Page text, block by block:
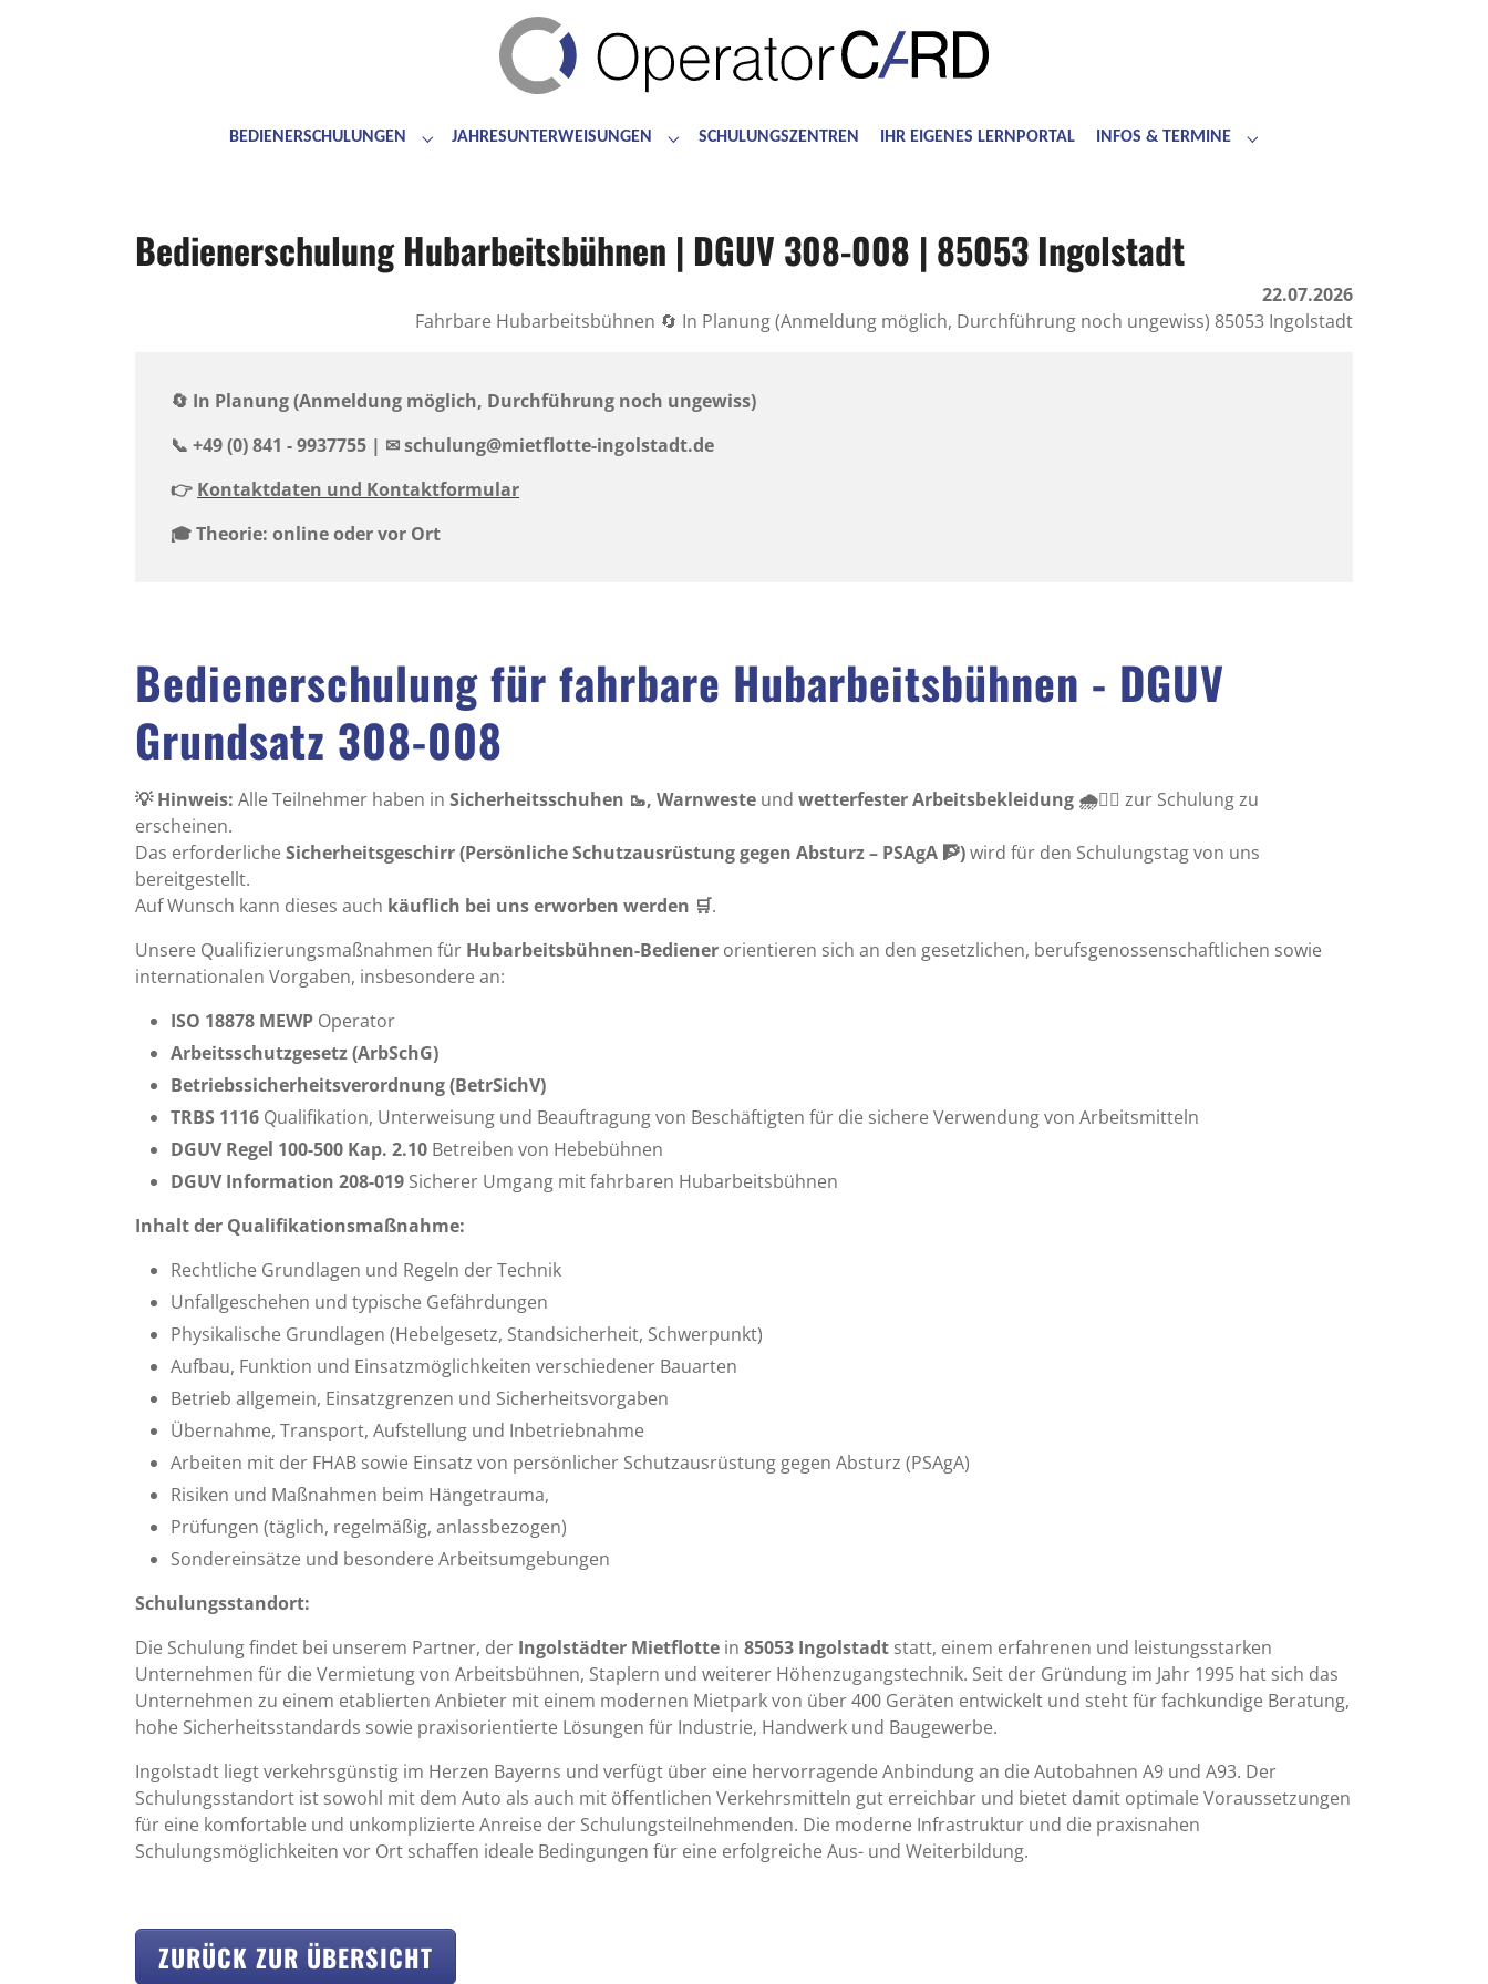
BEDIENERSCHULUNGEN
Submenu for "Bedienerschulungen"
JAHRESUNTERWEISUNGEN
Submenu for "Jahresunterweisungen"
SCHULUNGSZENTREN IHR EIGENES LERNPORTAL INFOS & TERMINE
Submenu for "Infos & Termine"
Bedienerschulung Hubarbeitsbühnen | DGUV 308-008 | 85053 Ingolstadt
22.07.2026
Fahrbare Hubarbeitsbühnen 🔄 In Planung (Anmeldung möglich, Durchführung noch ungewiss) 85053 Ingolstadt
🔄 In Planung (Anmeldung möglich, Durchführung noch ungewiss)
📞 +49 (0) 841 - 9937755 | ✉ ️schulung@mietflotte-ingolstadt.de
👉 Kontaktdaten und Kontaktformular
🎓 Theorie: online oder vor Ort
Bedienerschulung für fahrbare Hubarbeitsbühnen - DGUV
Grundsatz 308-008
💡 Hinweis: Alle Teilnehmer haben in Sicherheitsschuhen 🥾, Warnweste und wetterfester Arbeitsbekleidung 🌧️👷‍♂️ zur Schulung zu
erscheinen.
Das erforderliche Sicherheitsgeschirr (Persönliche Schutzausrüstung gegen Absturz – PSAgA 🧗)wird für den Schulungstag von uns
bereitgestellt.
Auf Wunsch kann dieses auch käuflich bei uns erworben werden 🛒.
Unsere Qualifizierungsmaßnahmen für Hubarbeitsbühnen-Bediener orientieren sich an den gesetzlichen, berufsgenossenschaftlichen sowie
internationalen Vorgaben, insbesondere an:
ISO 18878 MEWP Operator
Arbeitsschutzgesetz (ArbSchG)
Betriebssicherheitsverordnung (BetrSichV)
TRBS 1116 Qualifikation, Unterweisung und Beauftragung von Beschäftigten für die sichere Verwendung von Arbeitsmitteln
DGUV Regel 100-500 Kap. 2.10 Betreiben von Hebebühnen
DGUV Information 208-019 Sicherer Umgang mit fahrbaren Hubarbeitsbühnen
Inhalt der Qualifikationsmaßnahme:
Rechtliche Grundlagen und Regeln der Technik
Unfallgeschehen und typische Gefährdungen
Physikalische Grundlagen (Hebelgesetz, Standsicherheit, Schwerpunkt)
Aufbau, Funktion und Einsatzmöglichkeiten verschiedener Bauarten
Betrieb allgemein, Einsatzgrenzen und Sicherheitsvorgaben
Übernahme, Transport, Aufstellung und Inbetriebnahme
Arbeiten mit der FHAB sowie Einsatz von persönlicher Schutzausrüstung gegen Absturz (PSAgA)
Risiken und Maßnahmen beim Hängetrauma,
Prüfungen (täglich, regelmäßig, anlassbezogen)
Sondereinsätze und besondere Arbeitsumgebungen
Schulungsstandort:
Die Schulung findet bei unserem Partner, der Ingolstädter Mietflotte in 85053 Ingolstadt statt, einem erfahrenen und leistungsstarken
Unternehmen für die Vermietung von Arbeitsbühnen, Staplern und weiterer Höhenzugangstechnik. Seit der Gründung im Jahr 1995 hat sich das
Unternehmen zu einem etablierten Anbieter mit einem modernen Mietpark von über 400 Geräten entwickelt und steht für fachkundige Beratung,
hohe Sicherheitsstandards sowie praxisorientierte Lösungen für Industrie, Handwerk und Baugewerbe.
Ingolstadt liegt verkehrsgünstig im Herzen Bayerns und verfügt über eine hervorragende Anbindung an die Autobahnen A9 und A93. Der
Schulungsstandort ist sowohl mit dem Auto als auch mit öffentlichen Verkehrsmitteln gut erreichbar und bietet damit optimale Voraussetzungen
für eine komfortable und unkomplizierte Anreise der Schulungsteilnehmenden. Die moderne Infrastruktur und die praxisnahen
Schulungsmöglichkeiten vor Ort schaffen ideale Bedingungen für eine erfolgreiche Aus- und Weiterbildung.
ZURÜCK ZUR ÜBERSICHT